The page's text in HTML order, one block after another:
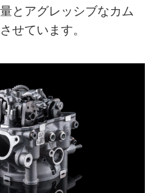
とアグレッシブなカム
せています。